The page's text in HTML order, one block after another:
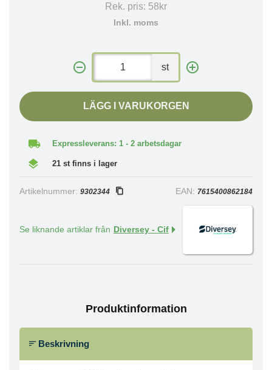
Rek. pris: 58kr
Inkl. moms
st
LÄGG I VARUKORGEN
Expressleverans: 1 - 2 arbetsdagar
21 st finns i lager
Artikelnummer: 9302344 EAN: 7615400862184
Se liknande artiklar från Diversey - Cif
Produktinformation
Beskrivning